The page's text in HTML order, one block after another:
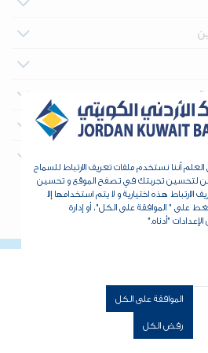
حقوق الطبع والنشر © 2026 البنك الأردني الكويتي - جميع الحقوق
طور بواسطة dot.jo
أننا نستخدم ملفات تعريف الارتباط للسماح
لتحسين تجربتك في تصفح الموقع و تحسين
هذه اختيارية و لا يتم استخدامها إلا
على " الموافقة على الكل"، أو إدارة
"أدناه."
الموافقة على الكل
رفض الكل